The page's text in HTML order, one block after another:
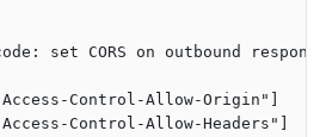
set CORS on outbound response
Control-Allow-Origin"]
Control-Allow-Headers"]